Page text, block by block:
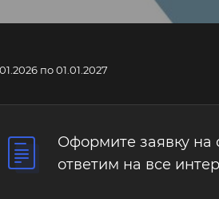
по 01.01.2027
Оформите заявку
ответим на все